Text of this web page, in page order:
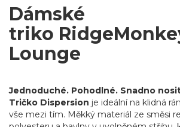
Dámské
triko
Lounge
Jednoduché. Pohodlné. Snadno
Tričko Dispersion je ideální na klidná
vše mezi tím. Měkký materiál ze směsi